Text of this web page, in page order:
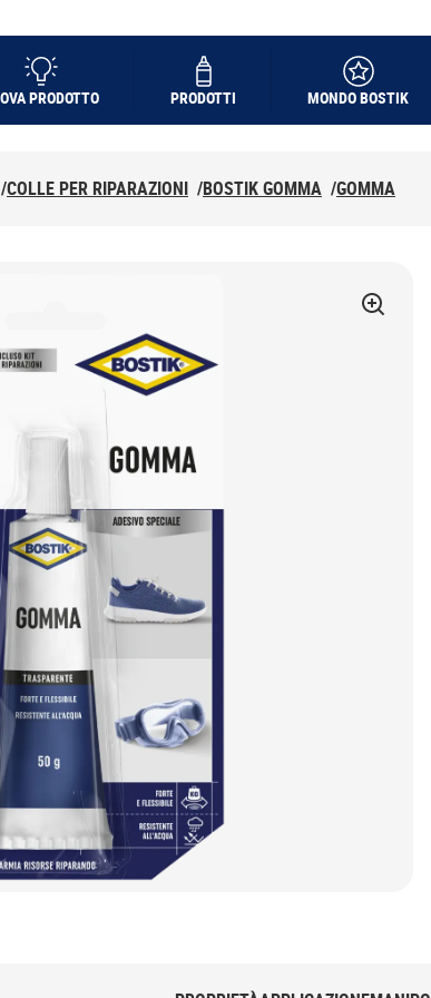
PRODOTTO PRODOTTI MONDO BOSTIK
/COLLE PER RIPARAZIONI /BOSTIK GOMMA /GOMMA